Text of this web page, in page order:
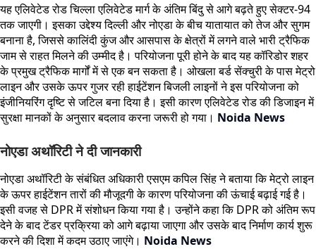
यह एलिवेटेड रोड चिल्ला एलिवेटेड मार्ग के अंतिम बिंदु से आगे बढ़ते हुए सेक्टर-94
तक जाएगी। इसका उद्देश्य दिल्ली और नोएडा के बीच यातायात को तेज और सुगम
बनाना है, जिससे कालिंदी कुंज और आसपास के क्षेत्रों में लगने वाले भारी ट्रैफिक
जाम से राहत मिलने की उम्मीद है। परियोजना पूरी होने के बाद यह कॉरिडोर शहर
के प्रमुख ट्रैफिक मार्गों में से एक बन सकता है। ओखला बर्ड सेंक्चुरी के पास मेट्रो
लाइन और उसके ऊपर गुजर रही हाईटेंशन बिजली लाइनों ने इस परियोजना को
इंजीनियरिंग दृष्टि से जटिल बना दिया है। इसी कारण एलिवेटेड रोड की डिजाइन में
सुरक्षा मानकों के अनुसार बदलाव करना जरूरी हो गया। Noida News
नोएडा अथॉरिटी ने दी जानकारी
नोएडा अथॉरिटी के संबंधित अधिकारी एसएम कपिल सिंह ने बताया कि मेट्रो लाइन
के ऊपर हाईटेंशन तारों की मौजूदगी के कारण परियोजना की ऊंचाई बढ़ाई गई है।
इसी वजह से DPR में संशोधन किया गया है। उन्होंने कहा कि DPR को अंतिम रूप
देने के बाद टेंडर प्रक्रिया को आगे बढ़ाया जाएगा और उसके बाद निर्माण कार्य शुरू
करने की दिशा में कदम उठाए जाएंगे। Noida News